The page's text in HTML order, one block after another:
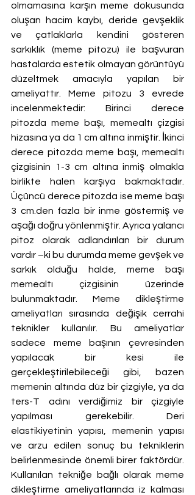
olmamasına karşın meme dokusunda
oluşan hacim kaybı, deride gevşeklik
ve çatlaklarla kendini gösteren
sarkıklık (meme pitozu) ile başvuran
hastalarda estetik olmayan görüntüyü
düzeltmek amacıyla yapılan bir
ameliyattır. Meme pitozu 3 evrede
incelenmektedir: Birinci derece
pitozda meme başı, memealtı çizgisi
hizasına ya da 1 cm altına inmiştir. İkinci
derece pitozda meme başı, memealtı
çizgisinin 1-3 cm altına inmiş olmakla
birlikte halen karşıya bakmaktadır.
Üçüncü derece pitozda ise meme başı
3 cm.den fazla bir inme göstermiş ve
aşağı doğru yönlenmiştir. Ayrıca yalancı
pitoz olarak adlandırılan bir durum
vardır –ki bu durumda meme gevşek ve
sarkık olduğu halde, meme başı
memealtı çizgisinin üzerinde
bulunmaktadır. Meme dikleştirme
ameliyatları sırasında değişik cerrahi
teknikler kullanılır. Bu ameliyatlar
sadece meme başının çevresinden
yapılacak bir kesi ile
gerçekleştirilebileceği gibi, bazen
memenin altında düz bir çizgiyle, ya da
ters-T adını verdiğimiz bir çizgiyle
yapılması gerekebilir. Deri
elastikiyetinin yapısı, memenin yapısı
ve arzu edilen sonuç bu tekniklerin
belirlenmesinde önemli birer faktördür.
Kullanılan tekniğe bağlı olarak meme
dikleştirme ameliyatlarında iz kalması